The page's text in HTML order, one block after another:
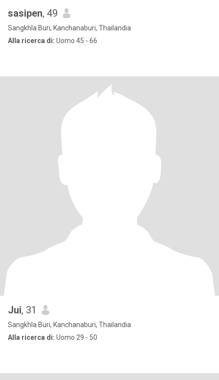
sasipen, 49
Sangkhla Buri, Kanchanaburi, Thailandia
Alla ricerca di: Uomo 45 - 66
Jui, 31
Sangkhla Buri, Kanchanaburi, Thailandia
Alla ricerca di: Uomo 29 - 50